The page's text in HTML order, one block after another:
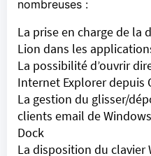
nombreuses :
La prise en charge de la
Lion dans les
La possibilité d’ouvrir
Internet Explorer depuis
La gestion du glisser/
clients email de
Dock
La disposition du clavier